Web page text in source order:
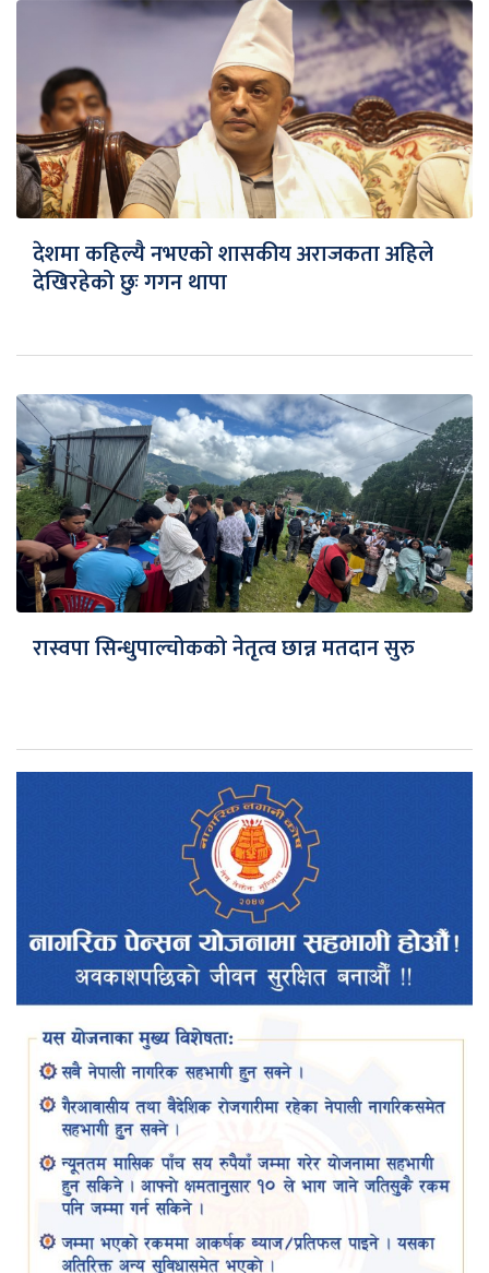
देशमा कहिल्यै नभएको शासकीय अराजकता अहिले
देखिरहेको छुः गगन थापा
रास्वपा सिन्धुपाल्चोकको नेतृत्व छान्न मतदान सुरु